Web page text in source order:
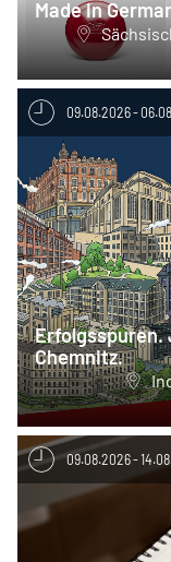
Made in
09.08.2026 -
Erfolgsspuren.
Chemnitz.
09.08.2026 -